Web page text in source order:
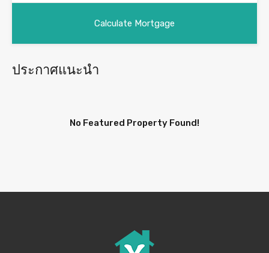
ประกาศแนะนำ
No Featured Property Found!